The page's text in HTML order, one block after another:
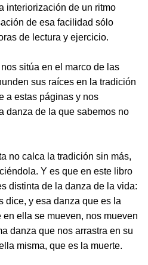
interiorización de un ritmo
de esa facilidad sólo
de lectura y ejercicio.
sitúa en el marco de las
sus raíces en la tradición
a estas páginas y nos
danza de la que sabemos no
no calca la tradición sin más,
Y es que en este libro
distinta de la danza de la vida:
dice, y esa danza que es la
ella se mueven, nos mueven
danza que nos arrastra en su
misma, que es la muerte.